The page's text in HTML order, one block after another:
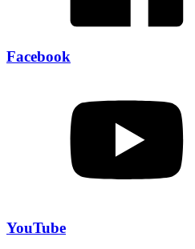
Facebook
YouTube